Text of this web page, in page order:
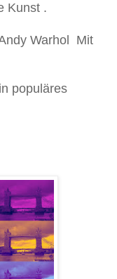
Kunst .
Warhol Mit
populäres